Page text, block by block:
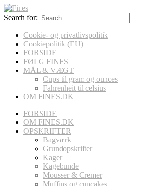
Search for:
Cookie- og privatlivspolitik
Cookiepolitik (EU)
FORSIDE
FØLG FINES
MÅL & VÆGT
Cups til gram og ounces
Fahrenheit til celsius
OM FINES.DK
FORSIDE
OM FINES.DK
OPSKRIFTER
Bagværk
Grundopskrifter
Kager
Kagebunde
Mousser & Cremer
Muffins og cupcakes